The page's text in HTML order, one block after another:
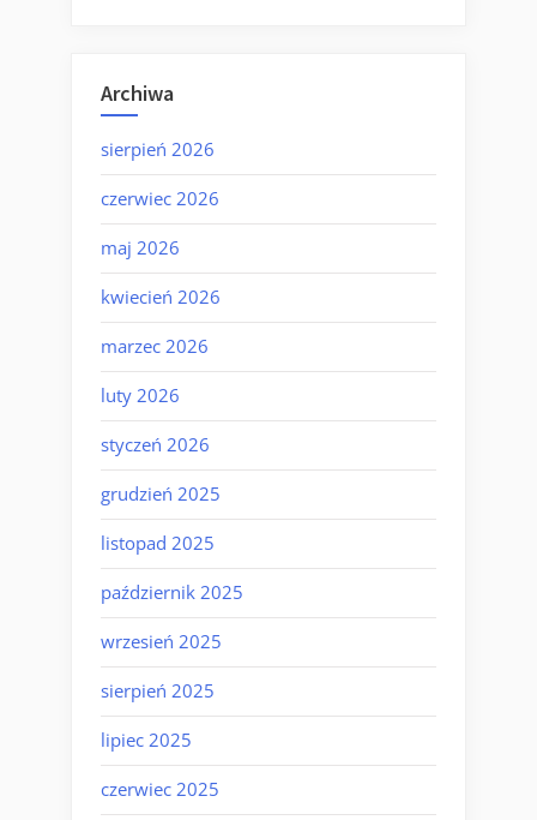
Archiwa
sierpień 2026
czerwiec 2026
maj 2026
kwiecień 2026
marzec 2026
luty 2026
styczeń 2026
grudzień 2025
listopad 2025
październik 2025
wrzesień 2025
sierpień 2025
lipiec 2025
czerwiec 2025